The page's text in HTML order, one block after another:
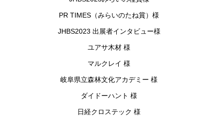
PR TIMES（みらいのたね賞）様
JHBS2023 出展者インタビュー様
ユアサ木材 様
マルクレイ 様
岐阜県立森林文化アカデミー 様
ダイドーハント 様
日経クロステック 様